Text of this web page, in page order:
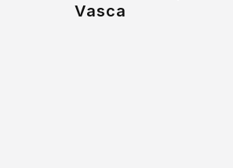
Vasca